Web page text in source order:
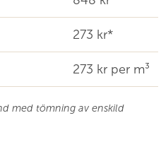
273 kr*
273 kr per m³
med tömning av enskild